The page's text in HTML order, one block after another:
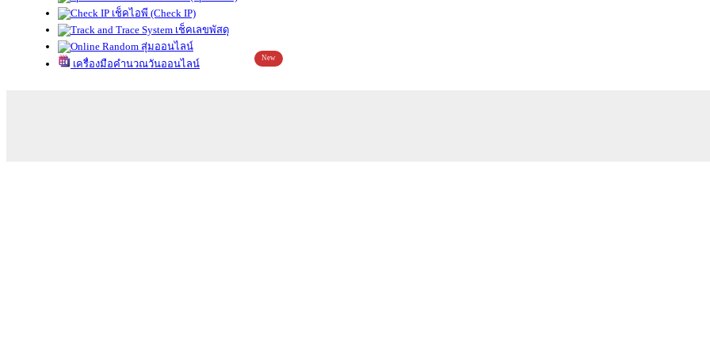
เช็คไอพี (Check IP)
เช็คเลขพัสดุ
สุ่มออนไลน์
เครื่องมือคำนวณวันออนไลน์
New